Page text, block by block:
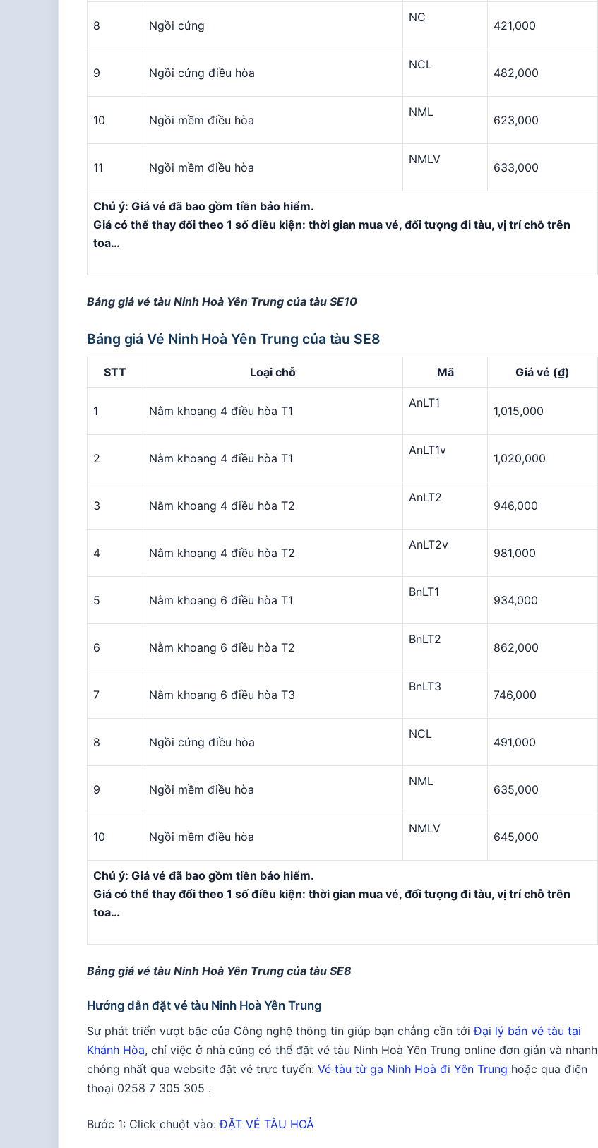
8 Ngồi cứng
NC
421,000
9 Ngồi cứng điều hòa
NCL
482,000
10 Ngồi mềm điều hòa
NML
623,000
11 Ngồi mềm điều hòa
NMLV
633,000
Chú ý: Giá vé đã bao gồm tiền bảo hiểm.
Giá có thể thay đổi theo 1 số điều kiện: thời gian mua vé, đối tượng đi tàu, vị trí chỗ trên
toa…
Bảng giá vé tàu Ninh Hoà Yên Trung của tàu SE10
Bảng giá Vé Ninh Hoà Yên Trung của tàu SE8
STT Loại chỗ Mã Giá vé (₫)
1 Nằm khoang 4 điều hòa T1
AnLT1
1,015,000
2 Nằm khoang 4 điều hòa T1
AnLT1v
1,020,000
3 Nằm khoang 4 điều hòa T2
AnLT2
946,000
4 Nằm khoang 4 điều hòa T2
AnLT2v
981,000
5 Nằm khoang 6 điều hòa T1
BnLT1
934,000
6 Nằm khoang 6 điều hòa T2
BnLT2
862,000
7 Nằm khoang 6 điều hòa T3
BnLT3
746,000
8 Ngồi cứng điều hòa
NCL
491,000
9 Ngồi mềm điều hòa
NML
635,000
10 Ngồi mềm điều hòa
NMLV
645,000
Chú ý: Giá vé đã bao gồm tiền bảo hiểm.
Giá có thể thay đổi theo 1 số điều kiện: thời gian mua vé, đối tượng đi tàu, vị trí chỗ trên
toa…
Bảng giá vé tàu Ninh Hoà Yên Trung của tàu SE8
Hướng dẫn đặt vé tàu Ninh Hoà Yên Trung
Sự phát triển vượt bậc của Công nghệ thông tin giúp bạn chẳng cần tớiĐại lý bán vé tàu tại
Khánh Hòa, chỉ việc ở nhà cũng có thể đặt vé tàu Ninh Hoà Yên Trung online đơn giản và nhanh
chóng nhất qua website đặt vé trực tuyến: Vé tàu từ ga Ninh Hoà đi Yên Trung hoặc qua điện
thoại 0258 7 305 305 .
Bước 1: Click chuột vào:ĐẶT VÉ TÀU HOẢ